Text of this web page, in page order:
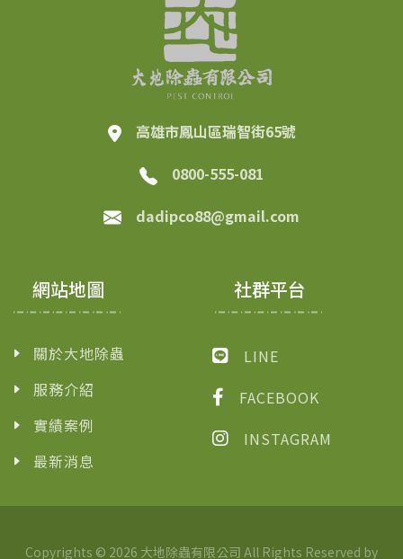
高雄市鳳山區瑞智街65號
0800-555-081
dadipco88@gmail.com
網站地圖
關於大地除蟲
服務介紹
實績案例
最新消息
社群平台
LINE
FACEBOOK
INSTAGRAM
Copyrights © 2026 大地除蟲有限公司 All Rights Reserved by